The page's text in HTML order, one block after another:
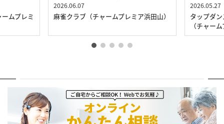
ムプレミ
2026.06.07
麻雀クラブ（チャームプレミア浜田山）
2026.05.27
タップダ
（チャー